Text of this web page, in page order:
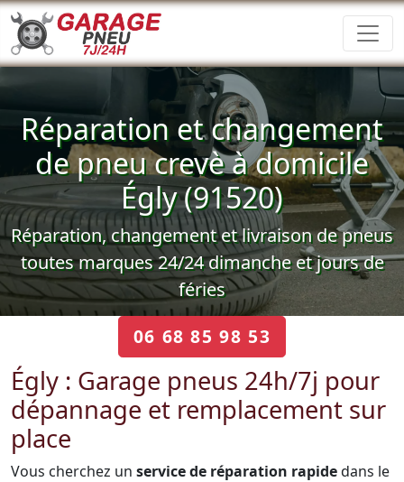
Réparation et changement
de pneu crevè à domicile
Égly (91520)
Réparation, changement et livraison de pneus
toutes marques 24/24 dimanche et jours de
féries
06 68 85 98 53
Égly : Garage pneus 24h/7j pour
dépannage et remplacement sur
place
Vous cherchez un service de réparation rapidedans le